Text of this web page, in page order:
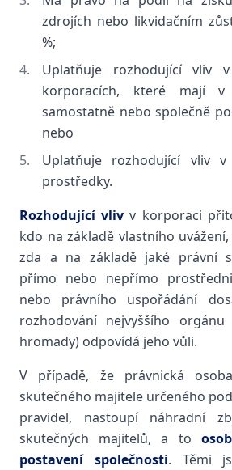
zdrojích nebo likvidačním
%;
Uplatňuje rozhodující vliv
korporacích, které mají v
samostatně nebo společně
nebo
Uplatňuje rozhodující vliv
prostředky.
Rozhodující vliv v korporaci
kdo na základě vlastního
zda a na základě jaké právní
přímo nebo nepřímo
nebo právního uspořádání
rozhodování nejvyššího
hromady) odpovídá jeho vůli.
V případě, že právnická
skutečného majitele určeného
pravidel, nastoupí náhradní
skutečných majitelů, a to
postavení společnosti. Těmi